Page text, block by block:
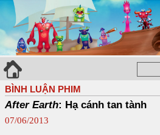
BÌNH LUẬN PHIM
After Earth: Hạ cánh tan tành
07/06/2013